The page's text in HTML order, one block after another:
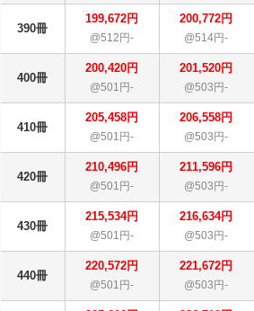
390冊
199,672円
@512円-
200,772円
@514円-
400冊
200,420円
@501円-
201,520円
@503円-
410冊
205,458円
@501円-
206,558円
@503円-
420冊
210,496円
@501円-
211,596円
@503円-
430冊
215,534円
@501円-
216,634円
@503円-
440冊
220,572円
@501円-
221,672円
@503円-